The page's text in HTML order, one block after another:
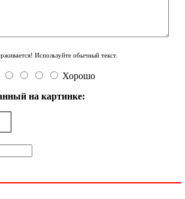
Используйте обычный текст.
Хорошо
на картинке: